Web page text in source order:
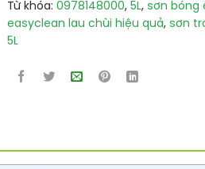
Từ khóa: 0978148000, 5L, sơn bóng
easyclean lau chùi hiệu quả, sơn
5L